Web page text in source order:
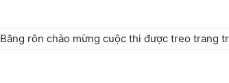
Băng rôn chào mừng cuộc thi được treo trang